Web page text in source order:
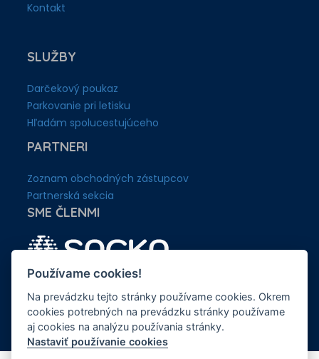
Kontakt
SLUŽBY
Darčekový poukaz
Parkovanie pri letisku
Hľadám spolucestujúceho
PARTNERI
Zoznam obchodných zástupcov
Partnerská sekcia
SME ČLENMI
Používame cookies!
Na prevádzku tejto stránky používame cookies. Okrem
cookies potrebných na prevádzku stránky používame
aj cookies na analýzu používania stránky.
Nastaviť používanie cookies